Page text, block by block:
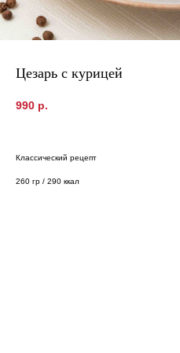
Цезарь с курицей
990 р.
Классический рецепт
260 гр / 290 ккал